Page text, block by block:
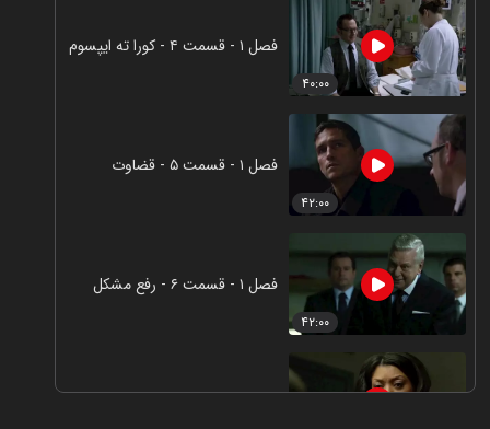
۴۰:۰۰
فصل ۱ - قسمت ۴ - کورا ته ایپسوم
۴۲:۰۰
فصل ۱ - قسمت ۵ - قضاوت
۴۲:۰۰
فصل ۱ - قسمت ۶ - رفع مشکل